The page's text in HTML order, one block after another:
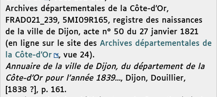
Archives départementales de la Côte-d’Or,
FRAD021_239, 5MI09R165, registre des naissances
de la ville de Dijon, acte n° 50 du 27 janvier 1821
(en ligne sur le site des Archives départementales de
la Côte-d’Or
, vue 24).
Annuaire de la ville de Dijon, du département de la
Côte-d’Or pour l’année 1839..., Dijon, Douillier,
[1838 ?], p. 161.